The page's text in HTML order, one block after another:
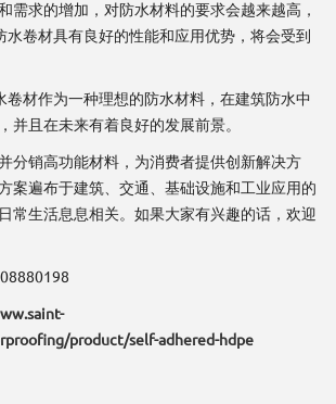
需求的增加，对防水材料的要求会越来越高，
水卷材具有良好的性能和应用优势，将会受到
卷材作为一种理想的防水材料，在建筑防水中
并且在未来有着良好的发展前景。
分销高功能材料，为消费者提供创新解决方
案遍布于建筑、交通、基础设施和工业应用的
常生活息息相关。如果大家有兴趣的话，欢迎
product/self-adhered-hdpe